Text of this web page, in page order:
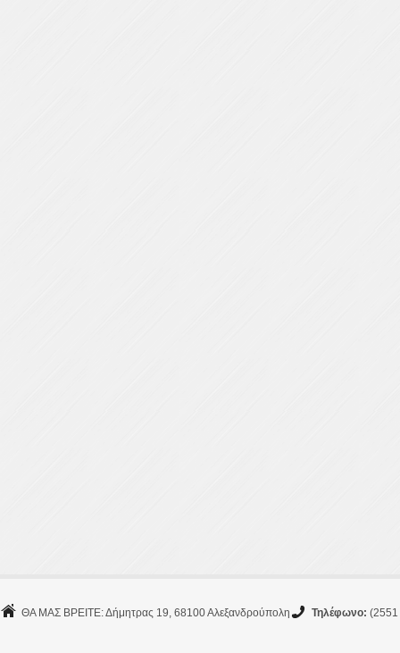
ΘΑ ΜΑΣ ΒΡΕΙΤΕ: Δήμητρας 19, 68100 Αλεξανδρούπολη Τηλέφωνο: